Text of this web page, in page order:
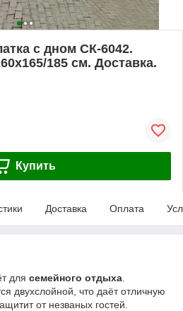
с дном СК-6042.
185 см. Доставка.
Купить
Доставка Оплата
для семейного отдыха
двухслойной, что даёт отличную
от незваных гостей.